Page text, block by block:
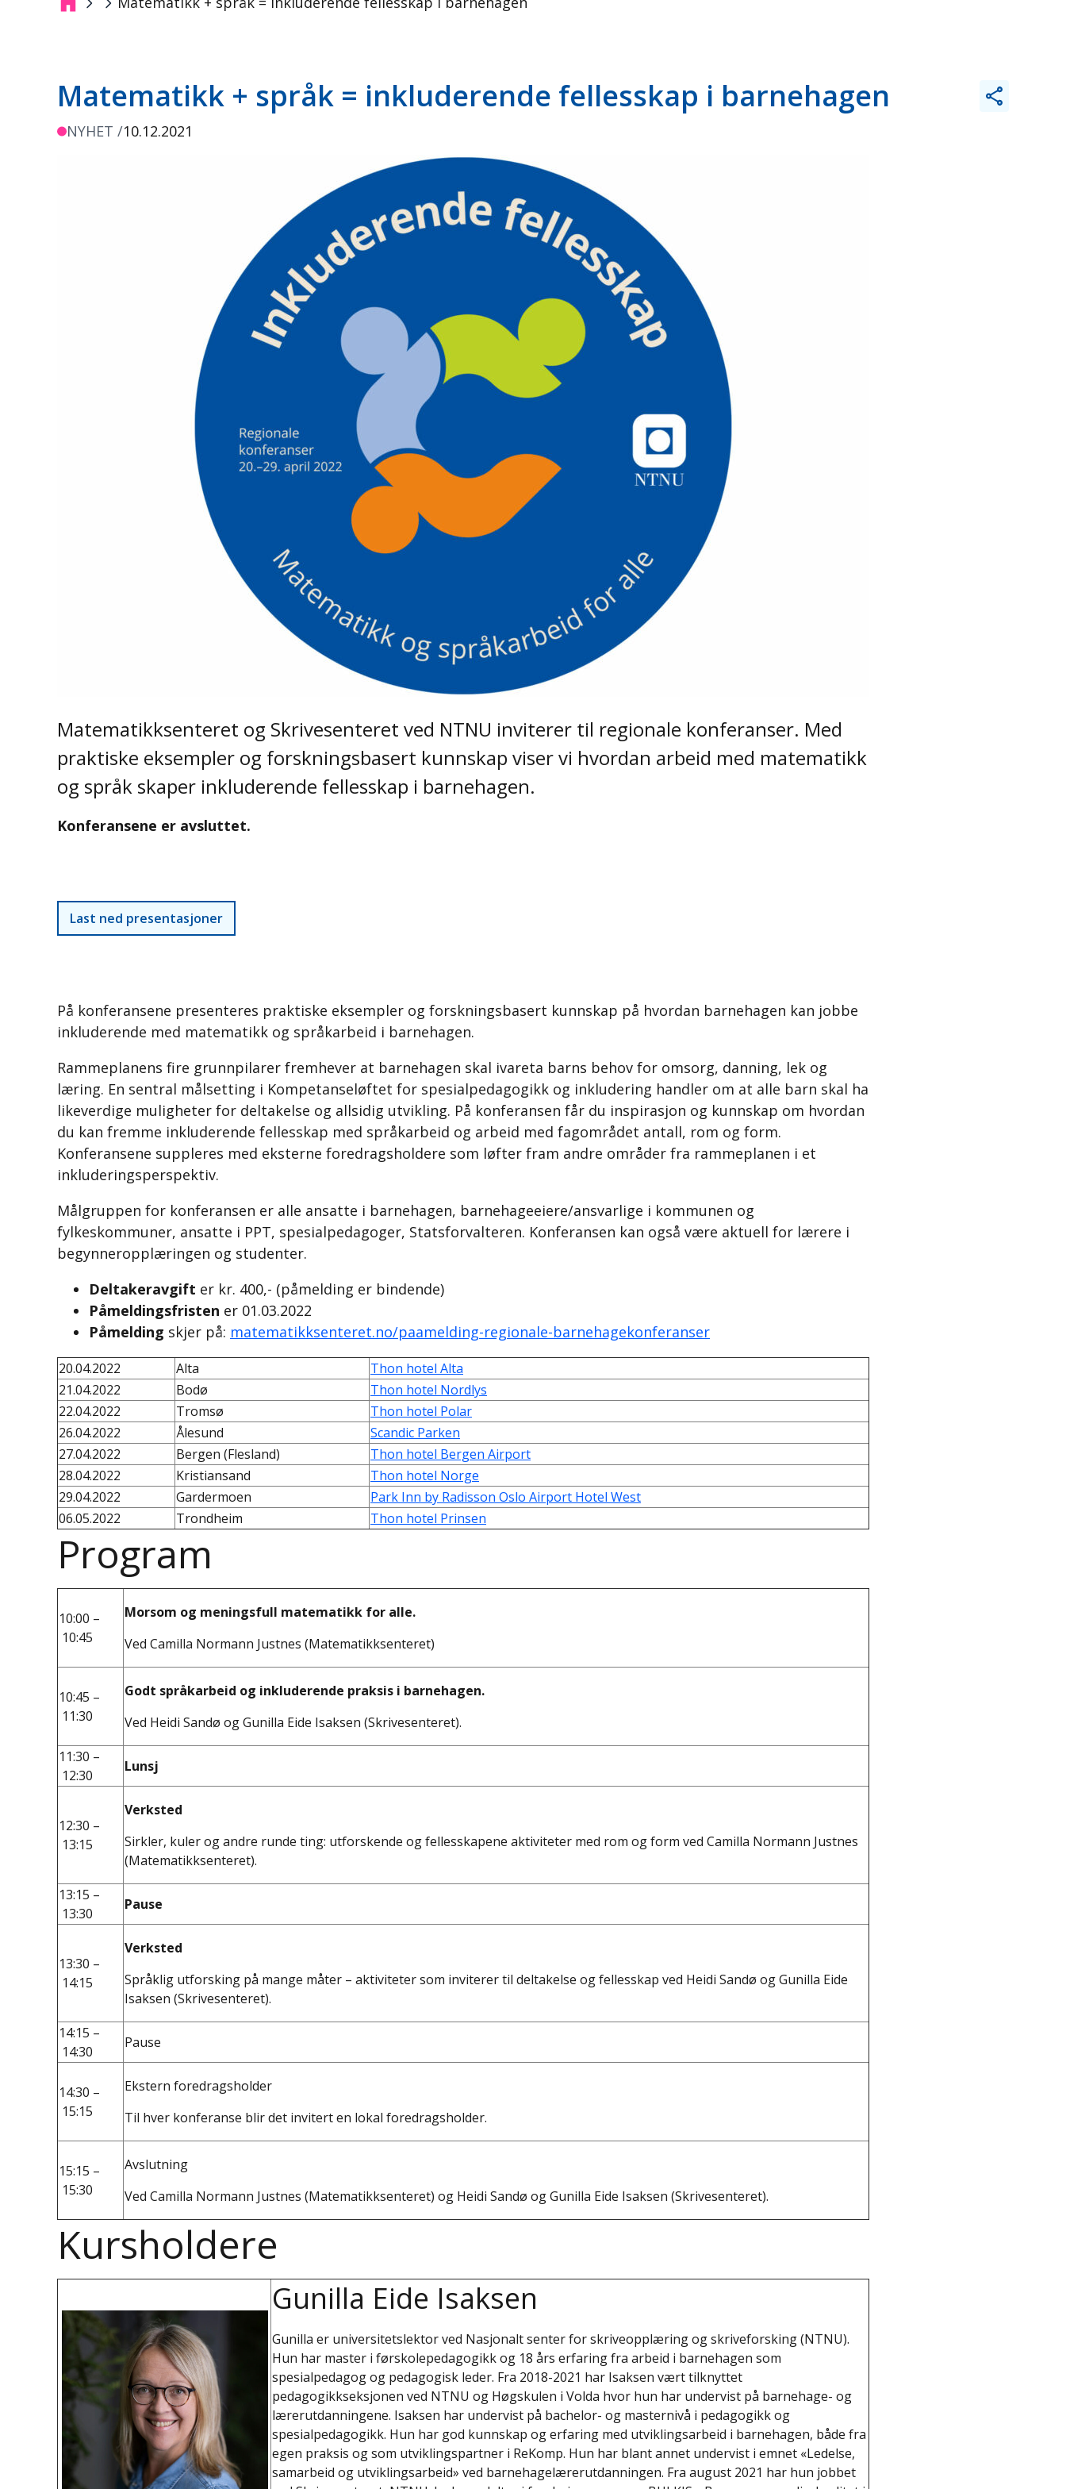
Breadcrumb
Matematikk + språk = inkluderende fellesskap i barnehagen
NYHET /10.12.2021
Matematikksenteret og Skrivesenteret ved NTNU inviterer til regionale konferanser. Med
praktiske eksempler og forskningsbasert kunnskap viser vi hvordan arbeid med matematikk
og språk skaper inkluderende fellesskap i barnehagen.
Konferansene er avsluttet.
Last ned presentasjoner
På konferansene presenteres praktiske eksempler og forskningsbasert kunnskap på hvordan barnehagen kan jobbe
inkluderende med matematikk og språkarbeid i barnehagen.
Rammeplanens fire grunnpilarer fremhever at barnehagen skal ivareta barns behov for omsorg, danning, lek og
læring. En sentral målsetting i Kompetanseløftet for spesialpedagogikk og inkludering handler om at alle barn skal ha
likeverdige muligheter for deltakelse og allsidig utvikling. På konferansen får du inspirasjon og kunnskap om hvordan
du kan fremme inkluderende fellesskap med språkarbeid og arbeid med fagområdet antall, rom og form.
Konferansene suppleres med eksterne foredragsholdere som løfter fram andre områder fra rammeplanen i et
inkluderingsperspektiv.
Målgruppen for konferansen er alle ansatte i barnehagen, barnehageeiere/ansvarlige i kommunen og
fylkeskommuner, ansatte i PPT, spesialpedagoger, Statsforvalteren. Konferansen kan også være aktuell for lærere i
begynneropplæringen og studenter.
Deltakeravgift er kr. 400,- (påmelding er bindende)
Påmeldingsfristen er 01.03.2022
Påmelding skjer på: matematikksenteret.no/paamelding-regionale-barnehagekonferanser
20.04.2022 Alta
Thon hotel Alta
21.04.2022
Bodø
Thon hotel Nordlys
22.04.2022
Tromsø
Thon hotel Polar
26.04.2022
Ålesund
Scandic Parken
27.04.2022
Bergen (Flesland)
Thon hotel Bergen Airport
28.04.2022
Kristiansand
Thon hotel Norge
29.04.2022
Gardermoen
Park Inn by Radisson Oslo Airport Hotel West
06.05.2022
Trondheim Thon hotel Prinsen
Program
10:00 –
10:45
Morsom og meningsfull matematikk for alle.
Ved Camilla Normann Justnes (Matematikksenteret)
10:45 –
11:30
Godt språkarbeid og inkluderende praksis i barnehagen.
Ved Heidi Sandø og Gunilla Eide Isaksen (Skrivesenteret).
11:30 –
12:30
Lunsj
12:30 –
13:15
Verksted
Sirkler, kuler og andre runde ting: utforskende og fellesskapene aktiviteter med rom og form ved Camilla Normann Justnes
(Matematikksenteret).
13:15 –
13:30
Pause
13:30 –
14:15
Verksted
Språklig utforsking på mange måter – aktiviteter som inviterer til deltakelse og fellesskap ved Heidi Sandø og Gunilla Eide
Isaksen (Skrivesenteret).
14:15 –
14:30
Pause
14:30 –
15:15
Ekstern foredragsholder
Til hver konferanse blir det invitert en lokal foredragsholder.
15:15 –
15:30
Avslutning
Ved Camilla Normann Justnes (Matematikksenteret) og Heidi Sandø og Gunilla Eide Isaksen (Skrivesenteret).
Kursholdere
Gunilla Eide Isaksen
Gunilla er universitetslektor ved Nasjonalt senter for skriveopplæring og skriveforsking (NTNU).
Hun har master i førskolepedagogikk og 18 års erfaring fra arbeid i barnehagen som
spesialpedagog og pedagogisk leder. Fra 2018-2021 har Isaksen vært tilknyttet
pedagogikkseksjonen ved NTNU og Høgskulen i Volda hvor hun har undervist på barnehage- og
lærerutdanningene. Isaksen har undervist på bachelor- og masternivå i pedagogikk og
spesialpedagogikk. Hun har god kunnskap og erfaring med utviklingsarbeid i barnehagen, både fra
egen praksis og som utviklingspartner i ReKomp. Hun har blant annet undervist i emnet «Ledelse,
samarbeid og utviklingsarbeid» ved barnehagelærerutdanningen. Fra august 2021 har hun jobbet